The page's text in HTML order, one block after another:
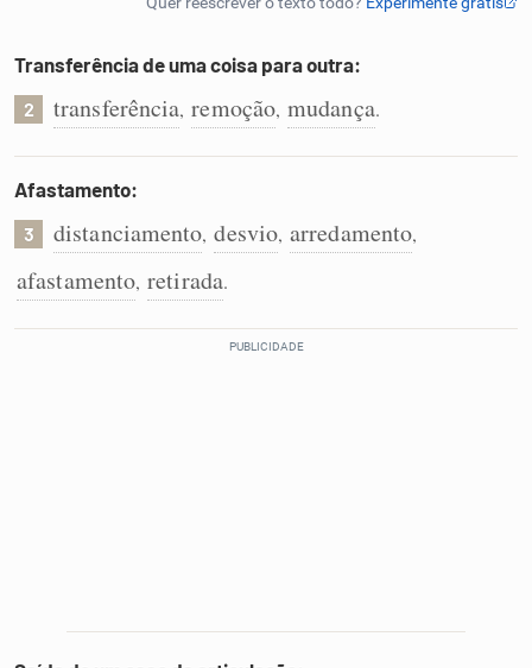
Cata-letras
Conexões
Caça-palavras
Transferência de uma coisa para outra:
2 transferência, remoção, mudança.
Afastamento:
3 distanciamento, desvio, arredamento,
afastamento, retirada.